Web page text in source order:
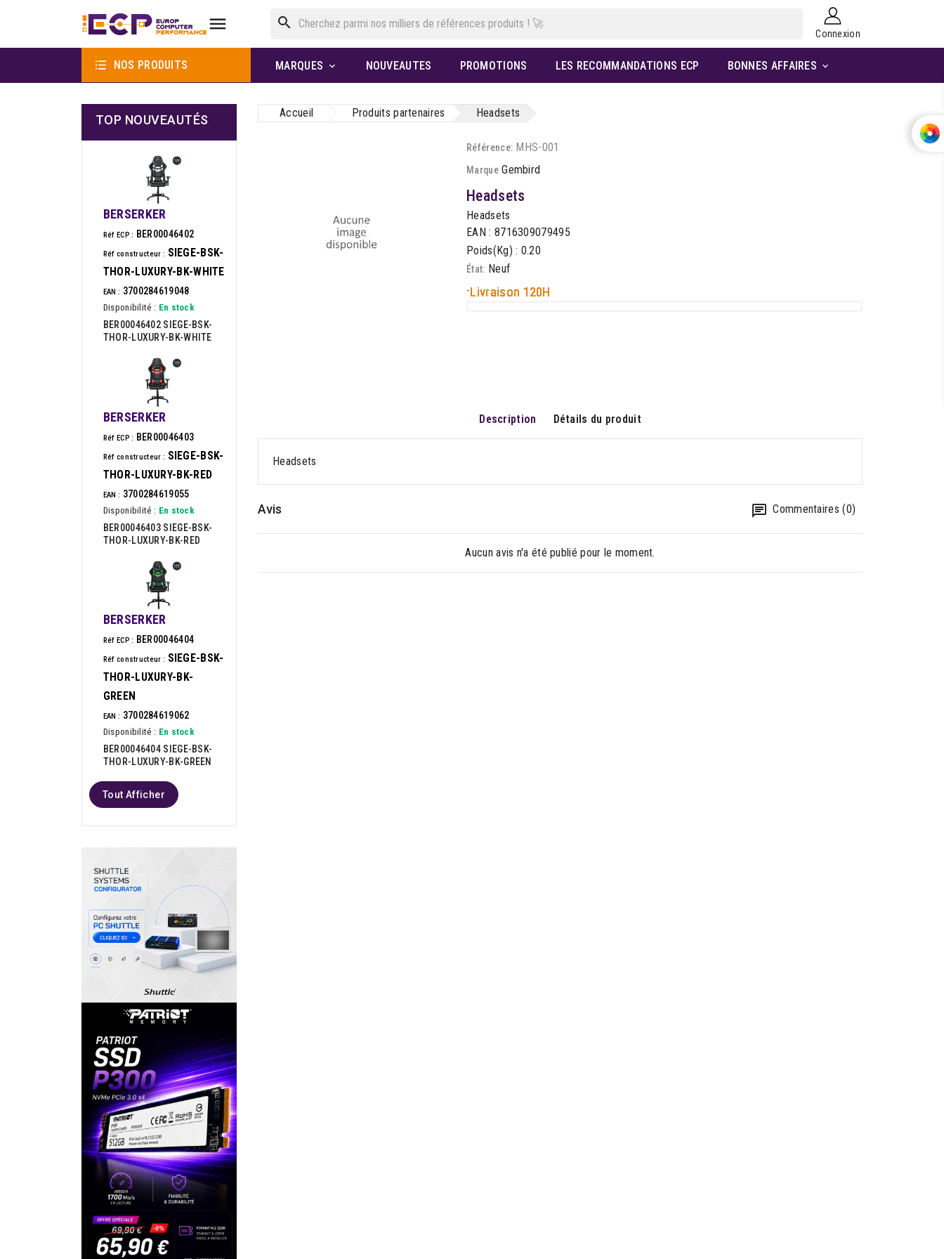
 search
Connexion
 NOS PRODUITS MARQUES  NOUVEAUTES PROMOTIONS LES RECOMMANDATIONS ECP BONNES AFFAIRES 
TOP NOUVEAUTÉS
BERSERKER
Réf ECP : BER00046402
Réf constructeur : SIEGE-BSK-
THOR-LUXURY-BK-WHITE
EAN : 3700284619048
Disponibilité : En stock
BER00046402 SIEGE-BSK-
THOR-LUXURY-BK-WHITE
BERSERKER
Réf ECP : BER00046403
Réf constructeur : SIEGE-BSK-
THOR-LUXURY-BK-RED
EAN : 3700284619055
Disponibilité : En stock
BER00046403 SIEGE-BSK-
THOR-LUXURY-BK-RED
BERSERKER
Réf ECP : BER00046404
Réf constructeur : SIEGE-BSK-
THOR-LUXURY-BK-
GREEN
EAN : 3700284619062
Disponibilité : En stock
BER00046404 SIEGE-BSK-
THOR-LUXURY-BK-GREEN
Tout Afficher
Accueil Produits partenaires Headsets
Référence: MHS-001
Marque Gembird
Headsets
Headsets
EAN : 8716309079495
Poids(Kg) : 0.20
État: Neuf
-Livraison 120H
Description Détails du produit
Headsets
Avis Commentaires (0)
Aucun avis n'a été publié pour le moment.